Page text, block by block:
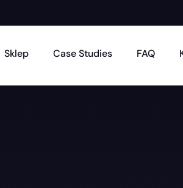
Sklep Case Studies FAQ